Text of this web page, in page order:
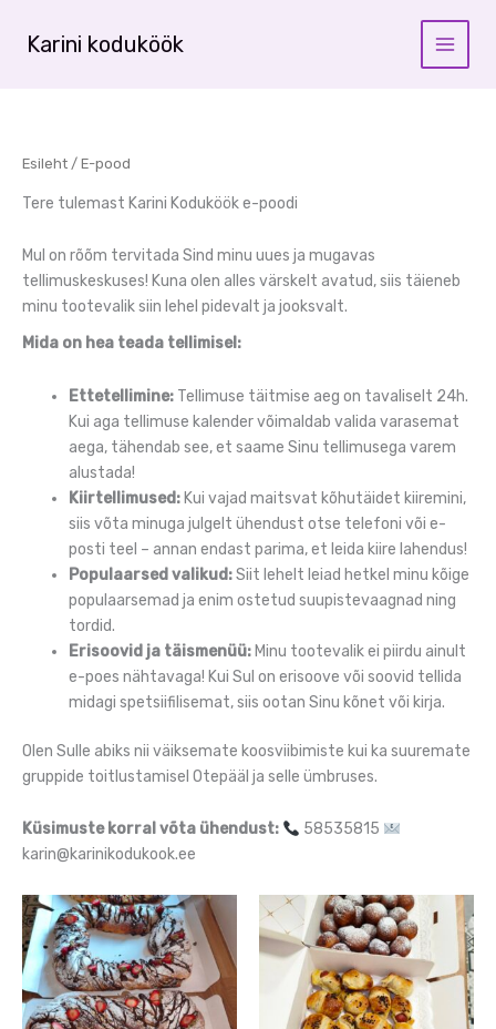
Karini koduköök
Esileht / E-pood
Tere tulemast Karini Koduköök e-poodi
Mul on rõõm tervitada Sind minu uues ja mugavas
tellimuskeskuses! Kuna olen alles värskelt avatud, siis täieneb
minu tootevalik siin lehel pidevalt ja jooksvalt.
Mida on hea teada tellimisel:
Ettetellimine: Tellimuse täitmise aeg on tavaliselt 24h.
Kui aga tellimuse kalender võimaldab valida varasemat
aega, tähendab see, et saame Sinu tellimusega varem
alustada!
Kiirtellimused: Kui vajad maitsvat kõhutäidet kiiremini,
siis võta minuga julgelt ühendust otse telefoni või e-
posti teel – annan endast parima, et leida kiire lahendus!
Populaarsed valikud:Siit lehelt leiad hetkel minu kõige
populaarsemad ja enim ostetud suupistevaagnad ning
tordid.
Erisoovid ja täismenüü: Minu tootevalik ei piirdu ainult
e-poes nähtavaga! Kui Sul on erisoove või soovid tellida
midagi spetsiifilisemat, siis ootan Sinu kõnet või kirja.
Olen Sulle abiks nii väiksemate koosviibimiste kui ka suuremate
gruppide toitlustamisel Otepääl ja selle ümbruses.
Küsimuste korral võta ühendust:
58535815
karin@karinikodukook.ee